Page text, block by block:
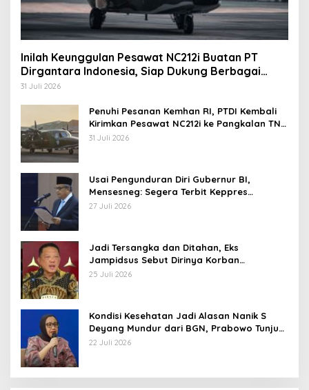
Inilah Keunggulan Pesawat NC212i Buatan PT
Dirgantara Indonesia, Siap Dukung Berbagai
Operasi TNI
31 Juli 2026
Penuhi Pesanan Kemhan RI, PTDI Kembali
Kirimkan Pesawat NC212i ke Pangkalan TNI
AU
31 Juli 2026
Usai Pengunduran Diri Gubernur BI,
Mensesneg: Segera Terbit Keppres
Pemberhentian dengan Hormat
27 Juli 2026
Jadi Tersangka dan Ditahan, Eks
Jampidsus Sebut Dirinya Korban
Kriminalisasi
25 Juli 2026
Kondisi Kesehatan Jadi Alasan Nanik S
Deyang Mundur dari BGN, Prabowo Tunjuk
Wamentan Sudaryono
22 Juli 2026